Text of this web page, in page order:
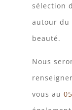
sélection
autour du
beauté.
Nous
vous au